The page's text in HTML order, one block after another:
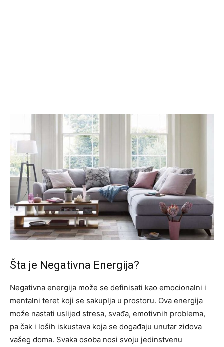
Šta je Negativna Energija?
Negativna energija može se definisati kao emocionalni i
mentalni teret koji se sakuplja u prostoru. Ova energija
može nastati uslijed stresa, svađa, emotivnih problema,
pa čak i loših iskustava koja se događaju unutar zidova
vašeg doma. Svaka osoba nosi svoju jedinstvenu